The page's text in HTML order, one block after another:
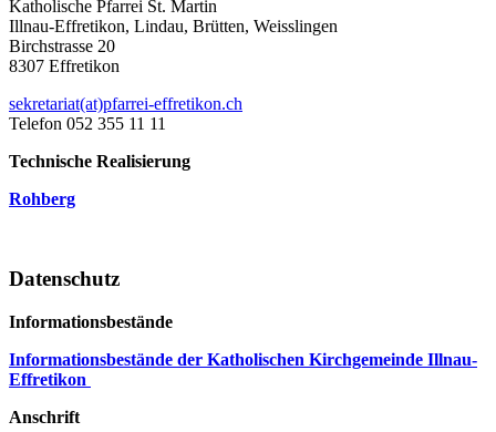
Katholische Pfarrei St. Martin
Illnau-Effretikon, Lindau, Brütten, Weisslingen
Birchstrasse 20
8307 Effretikon
sekretariat(at)pfarrei-effretikon.ch
Telefon 052 355 11 11
Technische Realisierung
Rohberg
Datenschutz
Informationsbestände
Informationsbestände der Katholischen Kirchgemeinde Illnau-
Effretikon
Anschrift